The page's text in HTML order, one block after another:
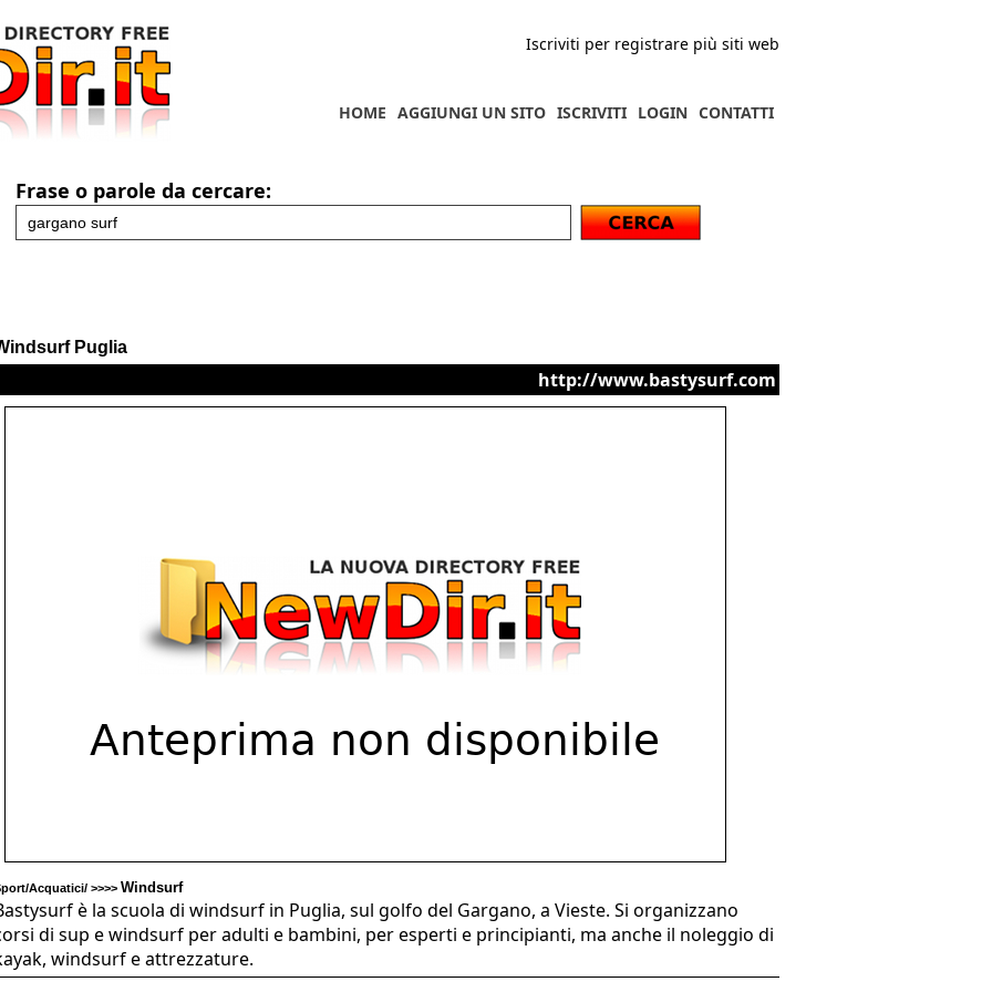
Iscriviti per registrare più siti web
CONTATTI
LOGIN
ISCRIVITI
AGGIUNGI UN SITO
HOME
Frase o parole da cercare:
Puglia
http://www.bastysurf.com
Acquatici/ >>>> Windsurf
è la scuola di windsurf in Puglia, sul golfo del Gargano, a Vieste. Si organizzano
di sup e windsurf per adulti e bambini, per esperti e principianti, ma anche il noleggio di
windsurf e attrezzature.